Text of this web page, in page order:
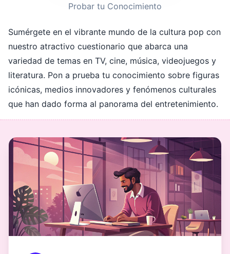
Probar tu Conocimiento
Sumérgete en el vibrante mundo de la cultura pop con
nuestro atractivo cuestionario que abarca una
variedad de temas en TV, cine, música, videojuegos y
literatura. Pon a prueba tu conocimiento sobre figuras
icónicas, medios innovadores y fenómenos culturales
que han dado forma al panorama del entretenimiento.